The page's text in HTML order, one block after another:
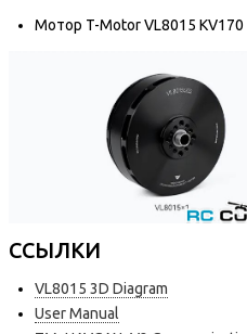
Мотор T-Motor VL8015
ССЫЛКИ
VL8015 3D Diagram
User Manual